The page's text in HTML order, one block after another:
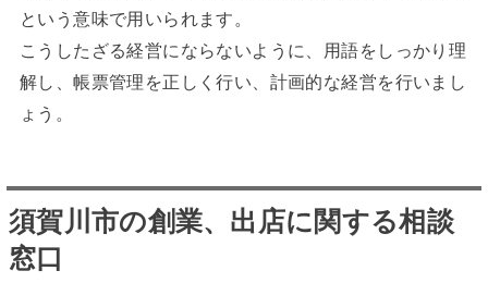
という意味で用いられます。
こうしたざる経営にならないように、用語をしっかり理
解し、帳票管理を正しく行い、計画的な経営を行いまし
ょう。
須賀川市の創業、出店に関する相談
窓口